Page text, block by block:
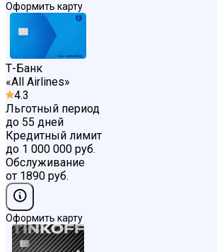
Оформить карту
Т-Банк
«All Airlines»
4.3
Льготный период
до 55 дней
Кредитный лимит
до 1 000 000 руб.
Обслуживание
от 1890 руб.
Оформить карту